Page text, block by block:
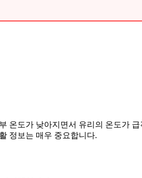
도가 낮아지면서 유리의 온도가
정보는 매우 중요합니다.